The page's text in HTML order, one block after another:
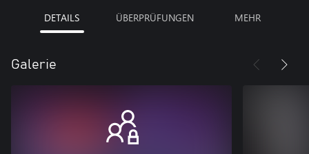
DETAILS ÜBERPRÜFUNGEN MEHR
Galerie